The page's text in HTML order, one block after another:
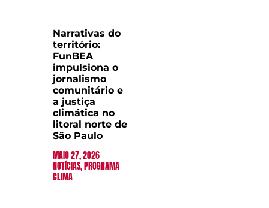
Narrativas do
território:
FunBEA
impulsiona o
jornalismo
comunitário e
a justiça
climática no
litoral norte de
São Paulo
MAIO 27, 2026
NOTÍCIAS,PROGRAMA
CLIMA